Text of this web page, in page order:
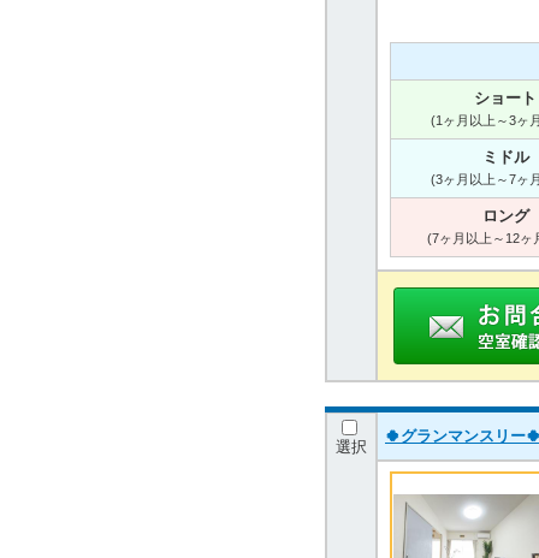
ショート
(1ヶ月以上～3ヶ
ミドル
(3ヶ月以上～7ヶ
ロング
(7ヶ月以上～12ヶ
選択
🍀グランマンスリー